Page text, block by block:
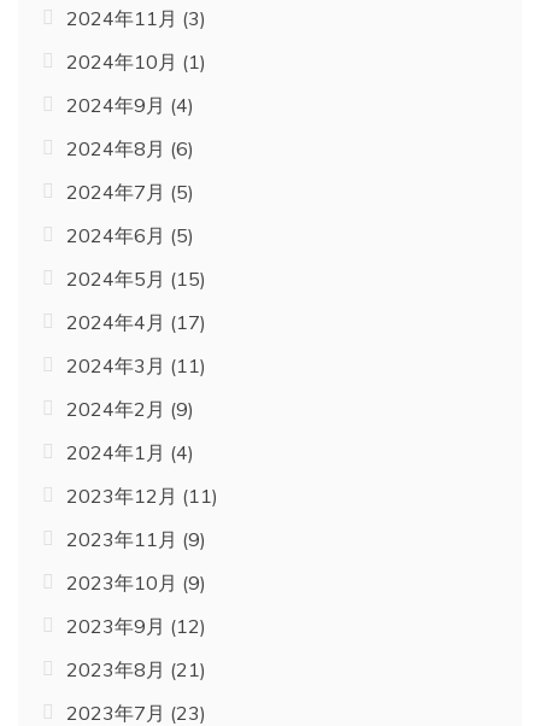
2024年11月 (3)
2024年10月 (1)
2024年9月 (4)
2024年8月 (6)
2024年7月 (5)
2024年6月 (5)
2024年5月 (15)
2024年4月 (17)
2024年3月 (11)
2024年2月 (9)
2024年1月 (4)
2023年12月 (11)
2023年11月 (9)
2023年10月 (9)
2023年9月 (12)
2023年8月 (21)
2023年7月 (23)